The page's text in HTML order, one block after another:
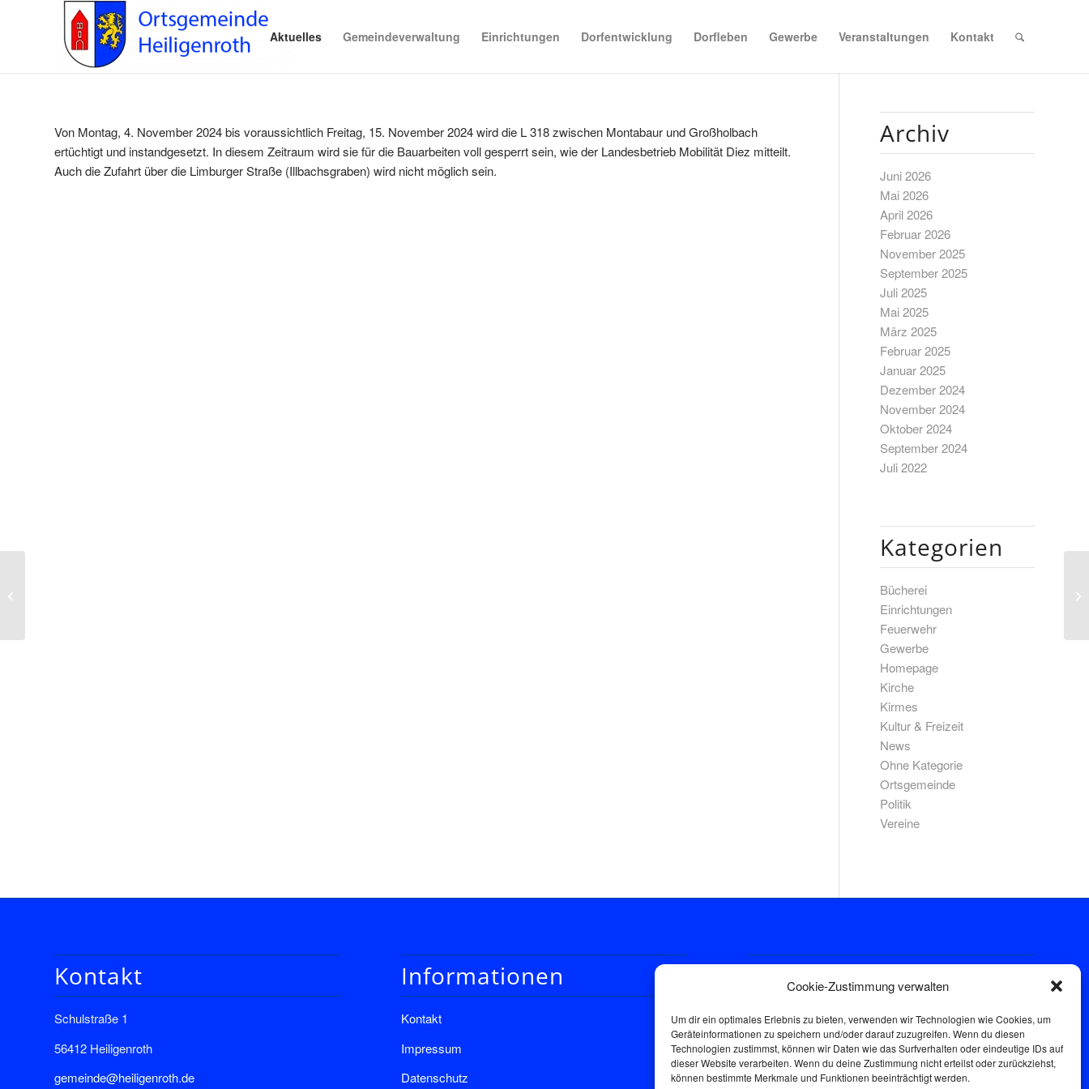
Cookie-Zustimmung verwalten
Um dir ein optimales Erlebnis zu bieten, verwenden wir Technologien wie Cookies, um
Geräteinformationen zu speichern und/oder darauf zuzugreifen. Wenn du diesen
Technologien zustimmst, können wir Daten wie das Surfverhalten oder eindeutige IDs auf
dieser Website verarbeiten. Wenn du deine Zustimmung nicht erteilst oder zurückziehst,
können bestimmte Merkmale und Funktionen beeinträchtigt werden.
Aktuelles Gemeindeverwaltung Einrichtungen Dorfentwicklung Dorfleben Gewerbe Veranstaltungen Kontakt
Von Montag, 4. November 2024 bis voraussichtlich Freitag, 15. November 2024 wird die L 318 zwischen Montabaur und Großholbach
ertüchtigt und instandgesetzt. In diesem Zeitraum wird sie für die Bauarbeiten voll gesperrt sein, wie der Landesbetrieb Mobilität Diez mitteilt.
Auch die Zufahrt über die Limburger Straße (Illbachsgraben) wird nicht möglich sein.
Archiv
Juni 2026
Mai 2026
April 2026
Februar 2026
November 2025
September 2025
Juli 2025
Mai 2025
März 2025
Februar 2025
Januar 2025
Dezember 2024
November 2024
Oktober 2024
September 2024
Juli 2022
Kategorien
Bücherei
Einrichtungen
Feuerwehr
Gewerbe
Homepage
Kirche
Kirmes
Kultur & Freizeit
News
Ohne Kategorie
Ortsgemeinde
Politik
Vereine
Kontakt
Schulstraße 1
56412 Heiligenroth
gemeinde@heiligenroth.de
Informationen
Kontakt
Impressum
Datenschutz
Sprechstunde
Donnerstags: 17:00-18:30